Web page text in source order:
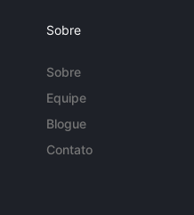
Sobre
Sobre
Equipe
Blogue
Contato